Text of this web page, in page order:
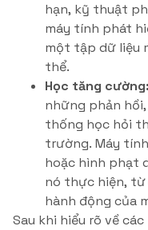
hạn, kỹ thuật
máy tính phát
một tập dữ liệu
thể.
Học tăng cường:
những phản
thống học hỏi
trường. Máy
hoặc hình phạt
nó thực hiện, từ
hành động của
Sau khi hiểu rõ về